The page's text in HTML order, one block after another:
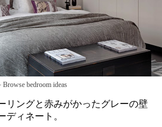
Browse bedroom ideas
リングと赤みがかったグレーの壁
ディネート。